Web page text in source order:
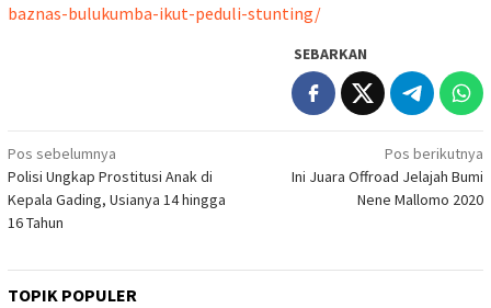
baznas-bulukumba-ikut-peduli-stunting/
SEBARKAN
Navigasi
pos
Pos sebelumnya
Polisi Ungkap Prostitusi Anak di
Kepala Gading, Usianya 14 hingga
16 Tahun
Pos berikutnya
Ini Juara Offroad Jelajah Bumi
Nene Mallomo 2020
TOPIK POPULER